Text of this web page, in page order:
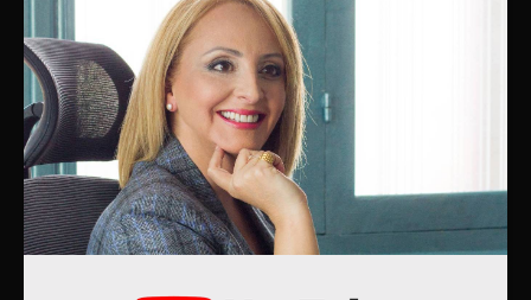
ΗΜαρία Λεβέντηείναι ψυχίατρος, ψυχοθεραπεύτρια και
συγγραφέας βιβλίων αυτογνωσίας και αυτοβελτίωσης.
Πιστεύει ότι όλοι μας έχουμε το δικαίωμα στη χαρά και
κανένας δεν έχει το δικαίωμα, να μας την στερεί, παρά μόνο
ο ίδιος μας ο εαυτός.
Μενού